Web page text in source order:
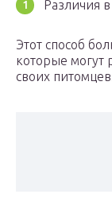
Различия
Этот способ
которые могут
своих